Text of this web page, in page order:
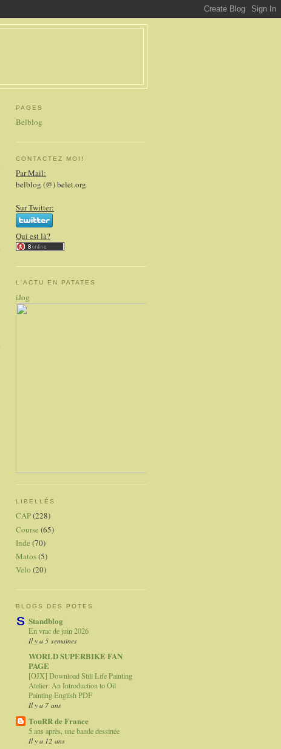
PAGES
Belblog
CONTACTEZ MOI!
Par Mail:
belblog (@) belet.org
Sur Twitter:
Qui est là?
L'ACTU EN PATATES
iJog
LIBELLÉS
CAP(228)
Course (65)
Inde (70)
Matos(5)
Velo (20)
BLOGS DES POTES
Standblog
En vrac de juin 2026
Il y a 5 semaines
WORLD SUPERBIKE FAN
PAGE
[OJX] Download Still Life Painting
Atelier: An Introduction to Oil
Painting English PDF
Il y a 7 ans
TouRR de France
5 ans après, une bande dessinée
Il y a 12 ans